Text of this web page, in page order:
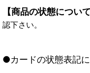
【商品の状態について
認下さい。
●カードの状態表記